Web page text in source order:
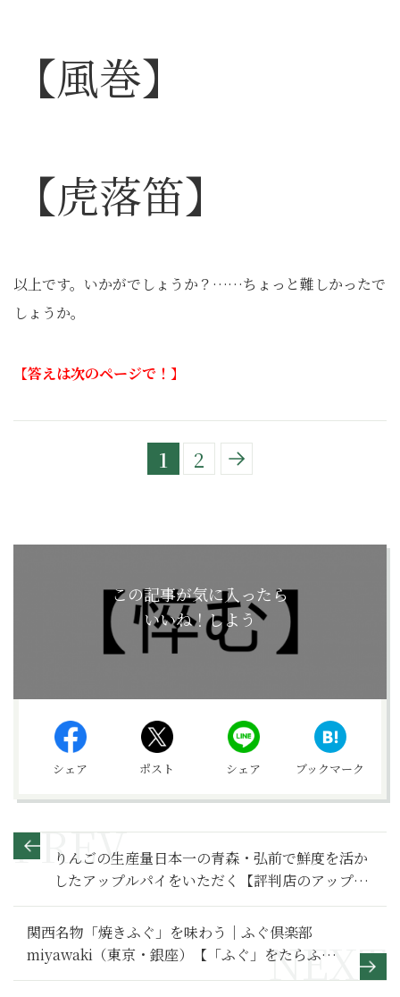
【風巻】
【虎落笛】
以上です。いかがでしょうか？……ちょっと難しかったで
しょうか。
【答えは次のページで！ 】
1 2
この記事が気に入ったら
いいね！しよう
シェア ポスト シェア ブックマーク
りんごの生産量日本一の青森・弘前で鮮度を活か
したアップルパイをいただく【評判店のアップル
パイ】
関西名物「焼きふぐ」を味わう｜ふぐ倶楽部
miyawaki（東京・銀座）【「ふぐ」をたらふ
く】